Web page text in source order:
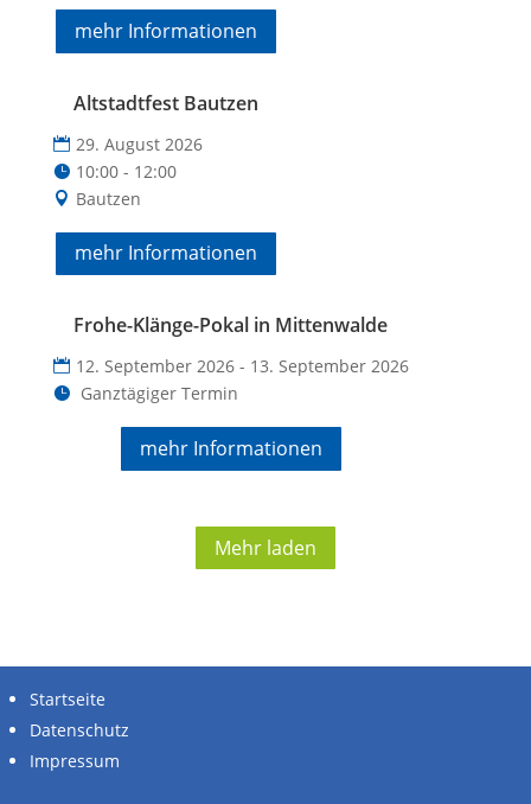
mehr Informationen
Altstadtfest Bautzen
29. August 2026
10:00 - 12:00
Bautzen
mehr Informationen
Frohe-Klänge-Pokal in Mittenwalde
12. September 2026 - 13. September 2026
Ganztägiger Termin
mehr Informationen
Mehr laden
Startseite
Datenschutz
Impressum